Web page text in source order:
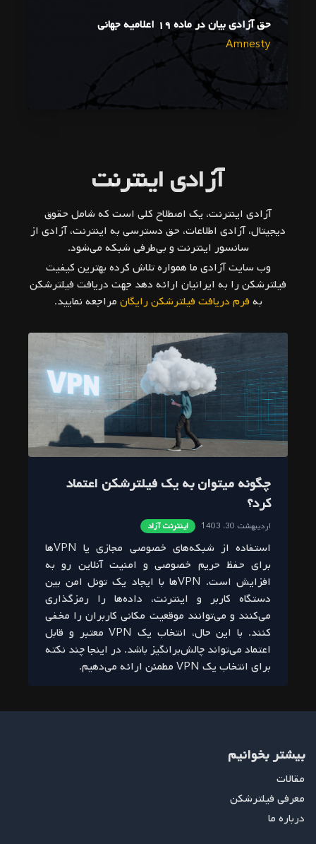
حق آزادی بیان در ماده ۱۹ اعلامیه جهانی
Amnesty
آزادی اینترنت
آزادی اینترنت، یک اصطلاح کلی است که شامل حقوق
دیجیتال، آزادی اطلاعات، حق دسترسی به اینترنت، آزادی از
سانسور اینترنت و بی‌طرفی شبکه می‌شود.
وب سایت آزادی ما همواره تلاش کرده بهترین کیفیت
فیلترشکن را به ایرانیان ارائه دهد جهت دریافت فیلترشکن
بهفرم دریافت فیلترشکن رایگان مراجعه نمایید.
چگونه میتوان به یک فیلترشکن اعتماد
کرد؟
اردیبهشت 30، 1403 اینترنت آزاد
استفاده از شبکه‌های خصوصی مجازی یا VPN‌ها
برای حفظ حریم خصوصی و امنیت آنلاین رو به
افزایش است. VPN‌ها با ایجاد یک تونل امن بین
دستگاه کاربر و اینترنت، داده‌ها را رمزگذاری
می‌کنند و می‌توانند موقعیت مکانی کاربران را مخفی
کنند. با این حال، انتخاب یک VPN معتبر و قابل
اعتماد می‌تواند چالش‌برانگیز باشد. در اینجا چند نکته
برای انتخاب یک VPN مطمئن ارائه می‌دهیم.
بیشتر بخوانیم
مقالات
معرفی فیلترشکن
درباره ما